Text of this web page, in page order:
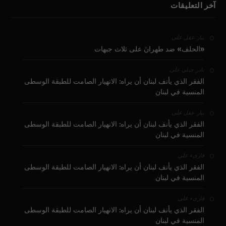
آخر التعليقات
بيار عقل على
«الحلف» ضد طهرانَ على ثلاث جبهات
نادر جبلي على
الفقر الذي يأنف لبنان أن يراه: الانهيار الصامت للطبقة الوسطى
المنسية في لبنان
بيار عقل على
الفقر الذي يأنف لبنان أن يراه: الانهيار الصامت للطبقة الوسطى
المنسية في لبنان
قارىء على
الفقر الذي يأنف لبنان أن يراه: الانهيار الصامت للطبقة الوسطى
المنسية في لبنان
قارىء على
الفقر الذي يأنف لبنان أن يراه: الانهيار الصامت للطبقة الوسطى
المنسية في لبنان